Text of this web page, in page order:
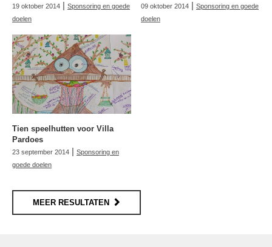
19 oktober 2014 | Sponsoring en goede
doelen
09 oktober 2014 | Sponsoring en goede
doelen
Tien speelhutten voor Villa
Pardoes
23 september 2014 | Sponsoring en
goede doelen
MEER RESULTATEN